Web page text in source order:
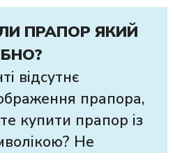
ПРАПОР ЯКИЙ
відсутнє
прапора,
купити прапор із
Не